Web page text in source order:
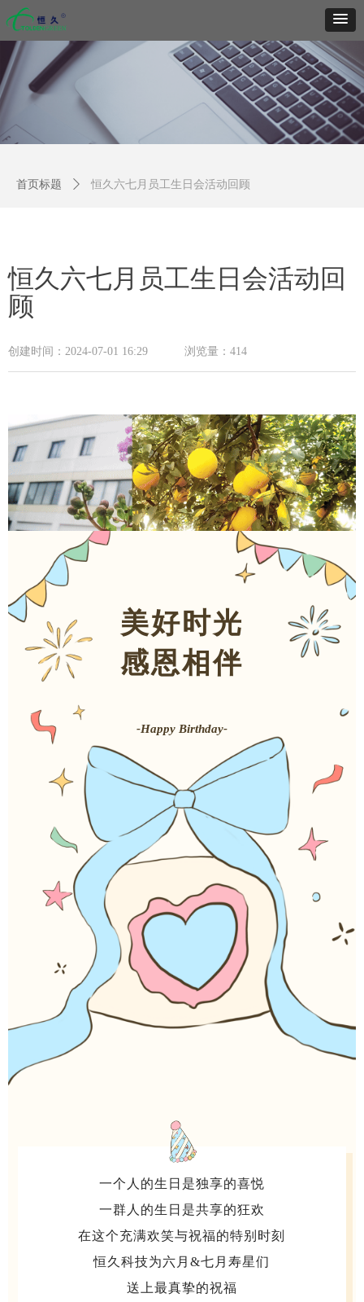
恒久六七月员工生日会活动回
顾
美好时光
感恩相伴
-Happy Birthday-
一个人的生日 是独享的喜悦
一群人的生日 是共享的狂欢
在这个充满欢笑与祝福的特别时刻
恒久科技为六月&七月寿星们
送上最真挚的祝福
创建时间： 2024-07-01 16:29 浏览量： 414
首页标题 ꄲ 恒久六七月员工生日会活动回顾